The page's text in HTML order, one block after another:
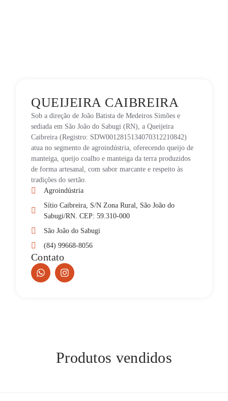
QUEIJEIRA CAIBREIRA
Sob a direção de João Batista de Medeiros Simões e
sediada em São João do Sabugi (RN), a Queijeira
Caibreira (Registro: SDW0012815134070312210842)
atua no segmento de agroindústria, oferecendo queijo de
manteiga, queijo coalho e manteiga da terra produzidos
de forma artesanal, com sabor marcante e respeito às
tradições do sertão.
Agroindústria
Sítio Caibreira, S/N Zona Rural, São João do
Sabugi/RN. CEP: 59.310-000
São João do Sabugi
(84) 99668-8056
Contato
Produtos vendidos